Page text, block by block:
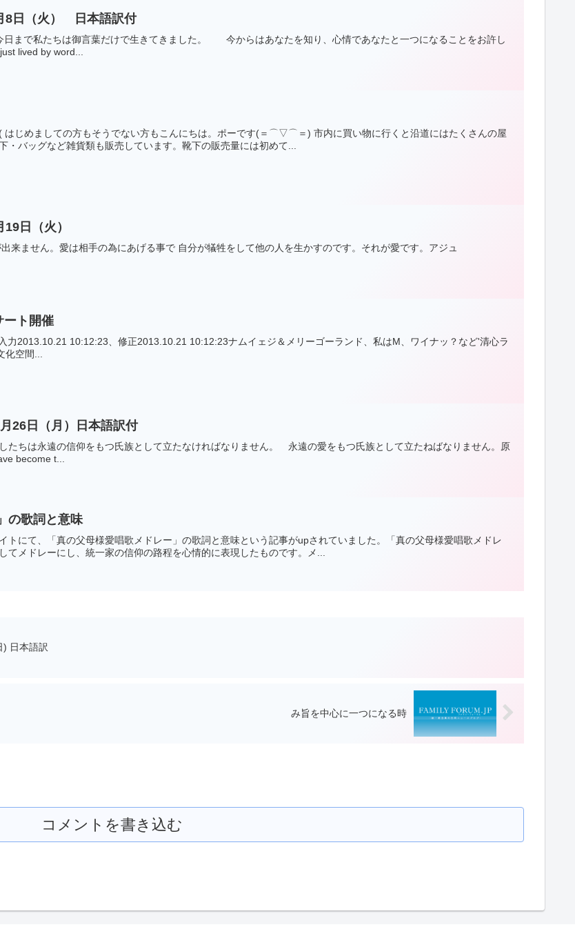
8日（火） 日本語訳付
私たちは御言葉だけで生きてきました。 今からはあなたを知り、心情であなたと一つになることをお許し
lived by word...
はじめましての方もそうでない方もこんにちは。ポーです(＝⌒▽⌒＝) 市内に買い物に行くと沿道にはたくさんの屋
・バッグなど雑貨類も販売しています。靴下の販売量には初めて...
日（火）
来ません。愛は相手の為にあげる事で 自分が犠牲をして他の人を生かすのです。それが愛です。アジュ
ート開催
力2013.10.21 10:12:23、修正2013.10.21 10:12:23ナムイェジ＆メリーゴーランド、私はM、ワイナッ？など'清心ラ
空間...
26日（月）日本語訳付
ちは永遠の信仰をもつ氏族として立たなければなりません。 永遠の愛をもつ氏族として立たねばなりません。原
become t...
の歌詞と意味
トにて、「真の父母様愛唱歌メドレー」の歌詞と意味という記事がupされていました。「真の父母様愛唱歌メドレ
てメドレーにし、統一家の信仰の路程を心情的に表現したものです。メ...
) 日本語訳
み旨を中心に一つになる時
コメントを書き込む